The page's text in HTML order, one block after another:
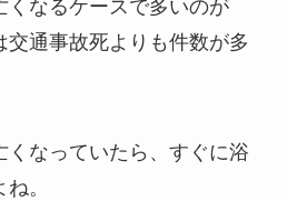
くなるケースで多いのが
交通事故死よりも件数が多
くなっていたら、すぐに浴
。